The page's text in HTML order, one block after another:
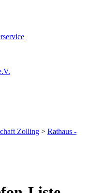
Zolling > Rathaus -